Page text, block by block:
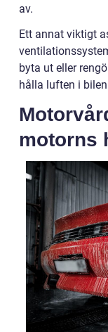
av.
Ett annat viktigt
byta ut eller
hålla luften i
motorns